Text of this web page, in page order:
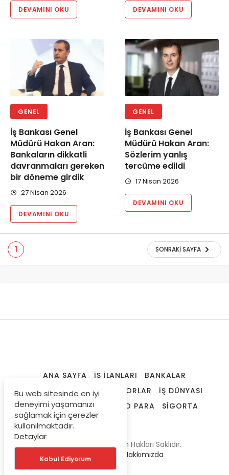
DEVAMINI OKU DEVAMINI OKU
GENEL
İş Bankası Genel
Müdürü Hakan Aran:
Bankaların dikkatli
davranmaları gereken
bir döneme girdik
27 Nisan 2026
DEVAMINI OKU
GENEL
İş Bankası Genel
Müdürü Hakan Aran:
Sözlerim yanlış
tercüme edildi
17 Nisan 2026
DEVAMINI OKU
1 SONRAKI SAYFA
ANA SAYFA İŞ İLANLARI
BANKALAR
FINANSAL ARAÇLAR
RAPORLAR
İŞ DÜNYASI
SPK LISANSLAMA
KRIPTO PARA
SIGORTA
DÜNYA
© Telif Hakkı 2019, Tüm Hakları Saklıdır.
Gizlilik Politikası
Hakkımızda
Bu web sitesinde en iyi
deneyimi yaşamanızı
sağlamak için çerezler
kullanılmaktadır.
Detaylar
Kabul Ediyorum